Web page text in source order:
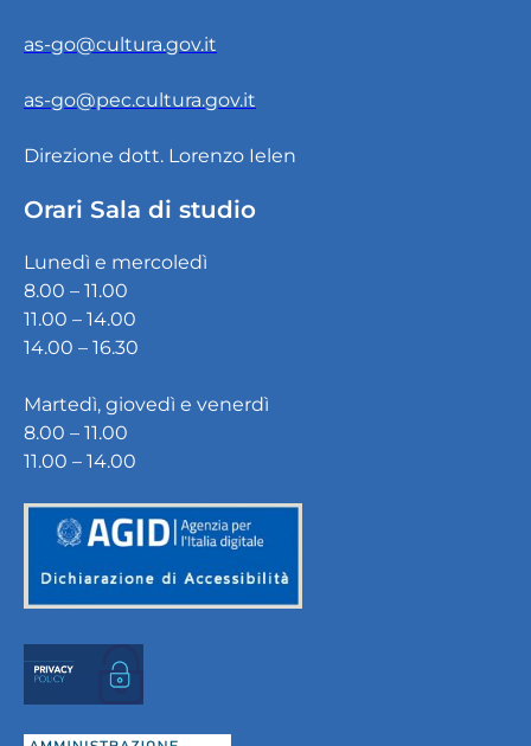
as-go@cultura.gov.it
as-go@pec.cultura.gov.it
Direzione dott. Lorenzo Ielen
Orari Sala di studio
Lunedì e mercoledì
8.00 – 11.00
11.00 – 14.00
14.00 – 16.30
Martedì, giovedì e venerdì
8.00 – 11.00
11.00 – 14.00